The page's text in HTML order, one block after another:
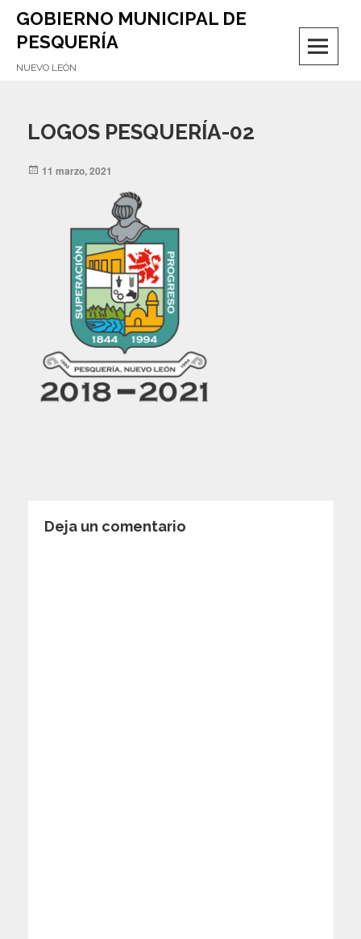
GOBIERNO MUNICIPAL DE
PESQUERÍA
NUEVO LEÓN
LOGOS PESQUERÍA-02
Posted
11 marzo, 2021
Deja un comentario